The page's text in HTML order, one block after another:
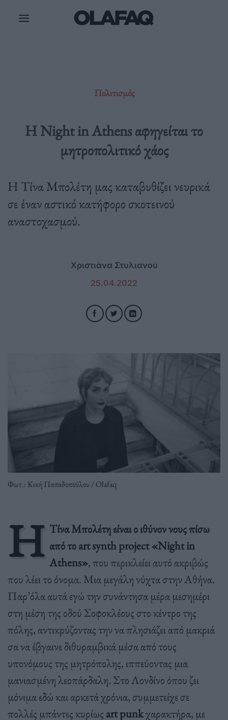
Πολιτισμός
Η Night in Athens αφηγείται το
μητροπολιτικό χάος
Η Τίνα Μπολέτη μας καταβυθίζει νευρικά
σε έναν αστικό κατήφορο σκοτεινού
αναστοχασμού.
Χριστιάνα Στυλιανού
25.04.2022
Φωτ.: Κική Παπαδοπούλου / Olafaq
Η Τίνα Μπολέτη είναι ο ιθύνον νους πίσω
από το art synth project «Night in
Athens», που περικλείει αυτό ακριβώς
που λέει το όνομα. Μια μεγάλη νύχτα στην Αθήνα.
Παρ’όλα αυτά εγώ την συνάντησα μέρα μεσημέρι
στη μέση της οδού Σοφοκλέους στο κέντρο της
πόλης, αντικρύζοντας την να πλησιάζει από μακριά
σα να έβγαινε διθυραμβικά μέσα από τους
υπονόμους της μητρόπολης, ιππεύοντας μια
μανιασμένη λεοπάρδαλη. Στο Λονδίνο όπου ζει
μόνιμα εδώ και αρκετά χρόνια, συμμετείχε σε
πολλές μπάντες κυρίως art punkχαρακτήρα, με